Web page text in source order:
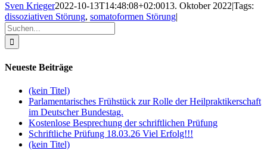
Sven Krieger2022-10-13T14:48:08+02:0013. Oktober 2022|Tags:
dissoziativen Störung, somatoformen Störung|
Suche
nach:
Neueste Beiträge
(kein Titel)
Parlamentarisches Frühstück zur Rolle der Heilpraktikerschaft
im Deutscher Bundestag.
Kostenlose Besprechung der schriftlichen Prüfung
Schriftliche Prüfung 18.03.26 Viel Erfolg!!!
(kein Titel)